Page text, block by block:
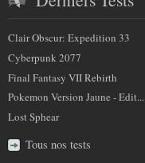
Clair Obscur: Expedition 33
Cyberpunk 2077
Final Fantasy VII Rebirth
Pokemon Version Jaune - Edit...
Lost Sphear
Tous nos tests